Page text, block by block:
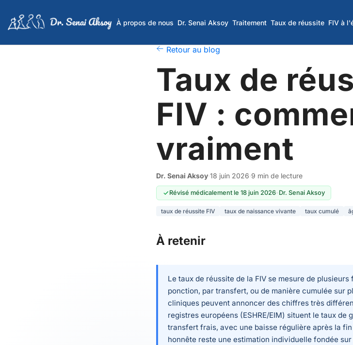
À propos de nous Dr. Senai Aksoy Traitement Taux de réussite FIV à
Retour au blog
Taux de
FIV :
vraiment
Dr. Senai Aksoy·18 juin 2026·9 min de lecture
Révisé médicalement le 18 juin 2026-Dr. Senai Aksoy
taux de réussite FIV taux de naissance vivante taux cumulé
À retenir
Le taux de réussite de la FIV se mesure de
ponction, par transfert, ou de manière cumulée sur
cliniques peuvent annoncer des chiffres très
registres européens (ESHRE/EIM) situent le taux de
transfert frais, avec une baisse régulière après la
honnête reste une estimation individuelle fondée